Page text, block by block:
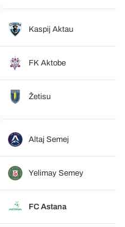
Kaspij Aktau
FK Aktobe
Žetisu
Altaj Semej
Yelimay Semey
FC Astana